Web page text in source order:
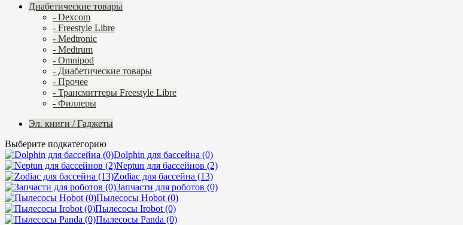
Диабетические товары
- Dexcom
- Freestyle Libre
- Medtronic
- Medtrum
- Omnipod
- Диабетические товары
- Прочее
- Трансмиттеры Freestyle Libre
- Филлеры
Эл. книги / Гаджеты
Выберите подкатегорию
Dolphin для бассейна (0)
Neptun для бассейнов (2)
Zodiaс для бассейна (13)
Запчасти для роботов (0)
Пылесосы Hobot (0)
Пылесосы Irobot (0)
Пылесосы Panda (0)